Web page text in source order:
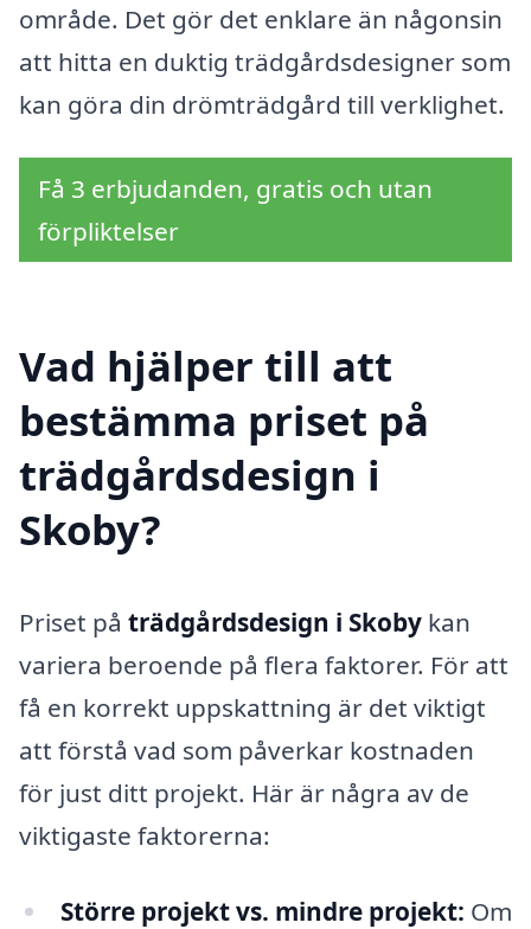
område. Det gör det enklare än någonsin
att hitta en duktig trädgårdsdesigner som
kan göra din drömträdgård till verklighet.
Få 3 erbjudanden, gratis och utan
förpliktelser
Vad hjälper till att
bestämma priset på
trädgårdsdesign i
Skoby?
Priset på trädgårdsdesign i Skoby kan
variera beroende på flera faktorer. För att
få en korrekt uppskattning är det viktigt
att förstå vad som påverkar kostnaden
för just ditt projekt. Här är några av de
viktigaste faktorerna:
Större projekt vs. mindre projekt: Om